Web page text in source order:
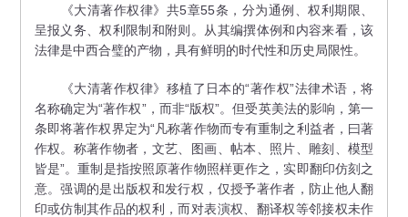
《大清著作权律》共5章55条，分为通例、权利期限、
呈报义务、权利限制和附则。从其编撰体例和内容来看，该
法律是中西合璧的产物，具有鲜明的时代性和历史局限性。
《大清著作权律》移植了日本的“著作权”法律术语，将
名称确定为“著作权”，而非“版权”。但受英美法的影响，第一
条即将著作权界定为“凡称著作物而专有重制之利益者，曰著
作权。称著作物者，文艺、图画、帖本、照片、雕刻、模型
皆是”。重制是指按照原著作物照样更作之，实即翻印仿刻之
意。强调的是出版权和发行权，仅授予著作者，防止他人翻
印或仿制其作品的权利，而对表演权、翻译权等邻接权未作